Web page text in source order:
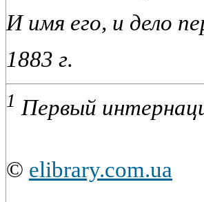
И имя его, и дело
1883 г.
1 Первый
© elibrary.com.ua